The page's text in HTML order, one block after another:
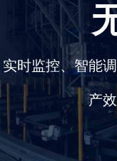
实时监控、智能
产